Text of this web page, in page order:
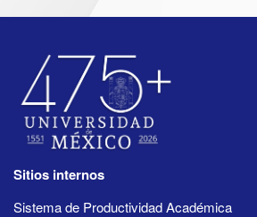
Sitios internos
Sistema de Productividad Académica